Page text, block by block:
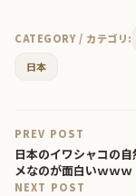
CATEGORY / カテゴリ:
日本
PREV POST
日本のイワシャコの
メなのが面白いｗｗｗ
NEXT POST